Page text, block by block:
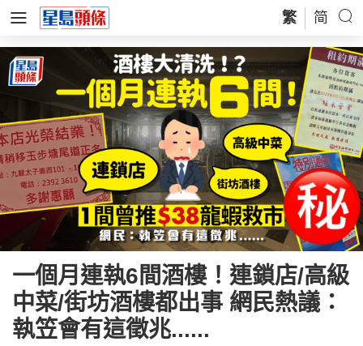
繁 简
一個月連執6間酒樓！連鎖店/高級
中菜/街坊酒樓都出事 網民熱議：
執笠會有這徵兆......